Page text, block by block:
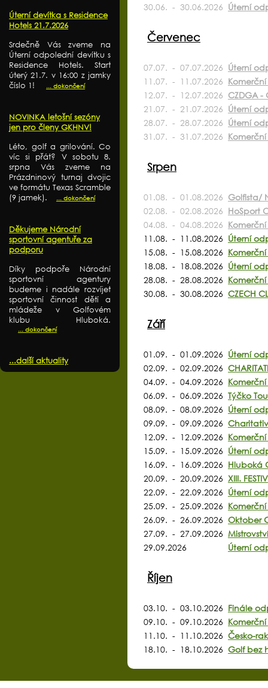
Úterní devítka s Residence
Hotels 21.7.2026
Srdečně Vás zveme na
Úterní odpolední devítku s
Residence Hotels. Start
úterý 21.7. v 16:00 z jamky
číslo 1!
... dokončení
NOVINKA letošní sezóny
jen pro členy GKHNV!
Léto, golf a grilování. Co
víc si přát? V sobotu 8.
srpna Vás zveme na
Prázdninový turnaj dvojic
ve formátu Texas Scramble
(9 jamek).
... dokončení
Děkujeme Národní
sportovní agentuře za
podporu
Díky podpoře Národní
sportovní agentury
budeme i nadále rozvíjet
sportovní činnost dětí a
mládeže v Golfovém
klubu Hluboká.
... dokončení
...další aktuality
30.06. - 30.06.2026 Úterní
Červenec
07.07. - 07.07.2026 Úterní
11.07. - 11.07.2026
12.07. - 12.07.2026 CZDGA -
21.07. - 21.07.2026 Úterní
28.07. - 28.07.2026 Úterní
31.07. - 31.07.2026
Srpen
01.08. - 01.08.2026 Golfista/
02.08. - 02.08.2026 HoSport
04.08. - 04.08.2026
11.08. - 11.08.2026 Úterní
15.08. - 15.08.2026
18.08. - 18.08.2026 Úterní
28.08. - 28.08.2026
30.08. - 30.08.2026 CZECH
Září
01.09. - 01.09.2026 Úterní
02.09. - 02.09.2026
04.09. - 04.09.2026
06.09. - 06.09.2026 Týčko
08.09. - 08.09.2026 Úterní
09.09. - 09.09.2026
12.09. - 12.09.2026
15.09. - 15.09.2026 Úterní
16.09. - 16.09.2026 Hluboká
20.09. - 20.09.2026 XIII.
22.09. - 22.09.2026 Úterní
25.09. - 25.09.2026
26.09. - 26.09.2026 Oktober
27.09. - 27.09.2026
29.09.2026
Úterní
Říjen
03.10. - 03.10.2026 Finále
09.10. - 09.10.2026
11.10. - 11.10.2026 Česko-
18.10. - 18.10.2026 Golf bez